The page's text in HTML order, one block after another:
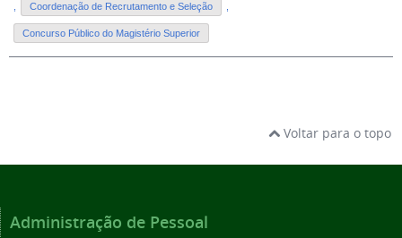
Coordenação de Recrutamento e Seleção
Concurso Público do Magistério Superior
Voltar para o topo
Administração de Pessoal